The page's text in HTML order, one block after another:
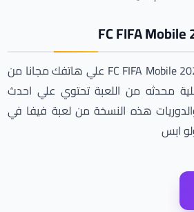
يمكنك الان تزيل لعبة FC FIFA Mobile 2024 علي هاتفك مجانا من
محدثه من اللعبة تحتوي علي احدث
هذه النسخة من لعبة فيفا في